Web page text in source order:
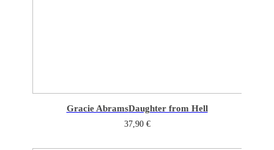
Gracie AbramsDaughter from Hell
37,90 €